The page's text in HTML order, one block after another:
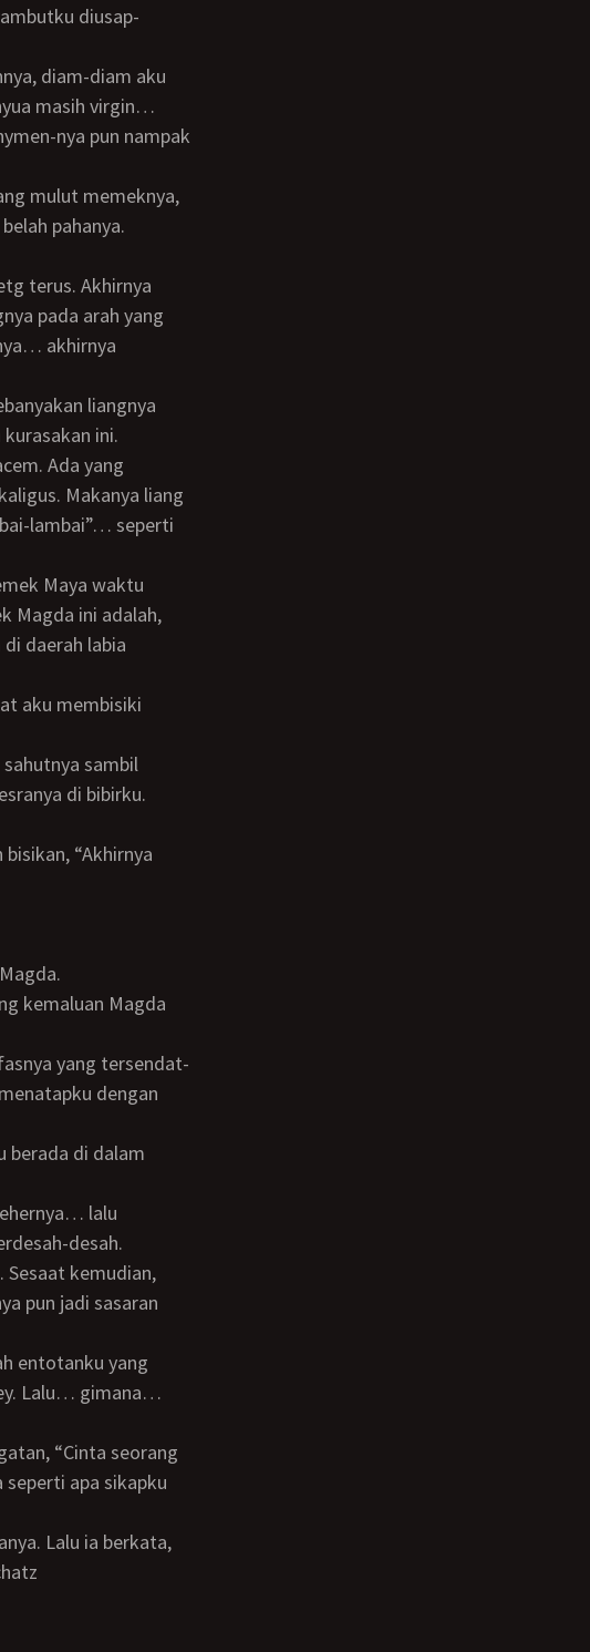
masih virgin…
nya pun nampak
pahanya.
pada arah yang
akhirnya
ini.
Makanya liang
lambai”… seperti
Magda ini adalah,
daerah labia
di bibirku.
dengan
desah.
kemudian,
pun jadi sasaran
Lalu… gimana…
apa sikapku